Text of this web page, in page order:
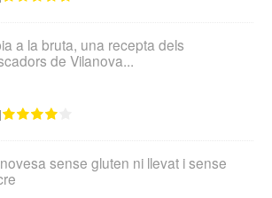
a la bruta, una recepta dels
de Vilanova...
|
sense gluten ni llevat i sense